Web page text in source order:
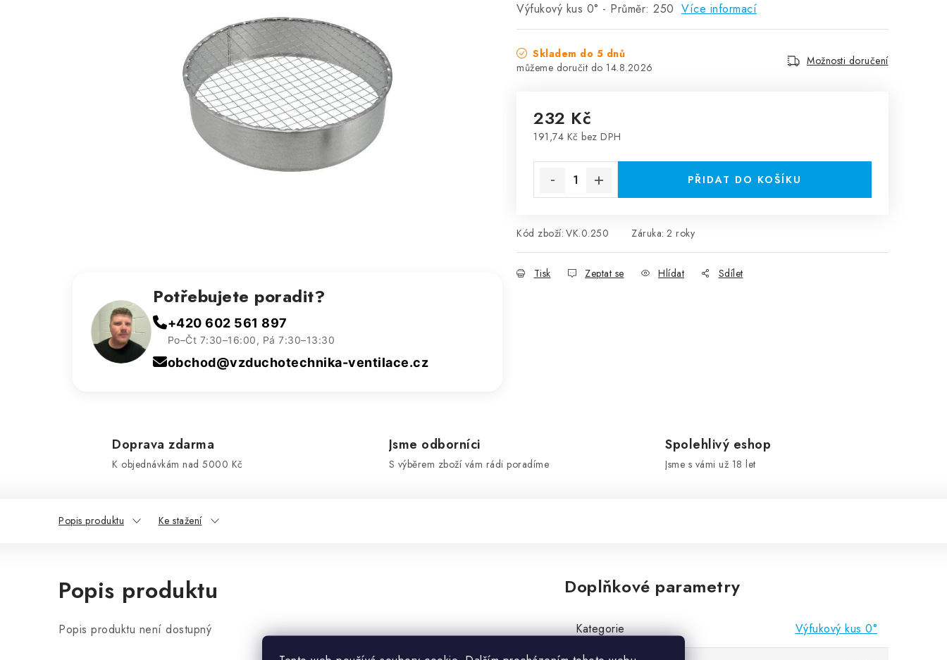
Výfukový kus 0° - Průměr: 250 Více informací
Skladem do 5 dnů
14.8.2026
Možnosti doručení
232 Kč
191,74 Kč bez DPH
PŘIDAT DO KOŠÍKU
Kód zboží: VK.0.250 Záruka: 2 roky
Tisk Zeptat se Hlídat Sdílet
Potřebujete poradit?
+420 602 561 897
Po–Čt 7:30–16:00, Pá 7:30–13:30
obchod@vzduchotechnika-ventilace.cz
Doprava zdarma
K objednávkám nad 5000 Kč
Jsme odborníci
S výběrem zboží vám rádi poradíme
Spolehlivý eshop
Jsme s vámi už 18 let
Popis produktu Ke stažení
Popis produktu
Popis produktu není dostupný
Doplňkové parametry
Kategorie Výfukový kus 0°